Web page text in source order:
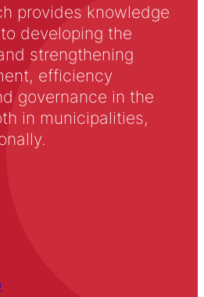
provides knowledge
developing the
strengthening
efficiency
governance in the
in municipalities,